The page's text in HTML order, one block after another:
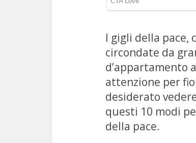
I gigli della pace,
circondate da
d’appartamento
attenzione per
desiderato
questi 10 modi
della pace.